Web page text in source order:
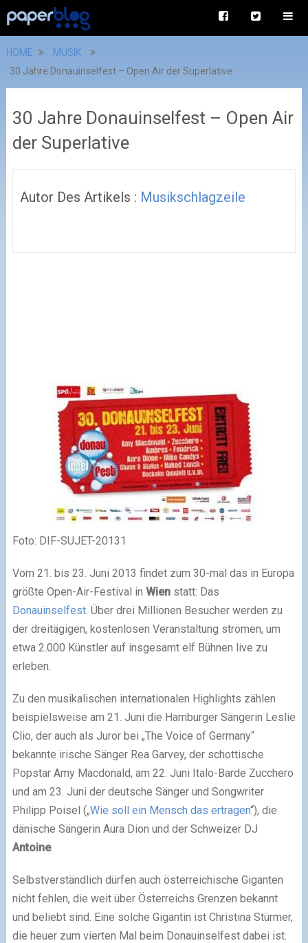
HOME
MUSIK
30 Jahre Donauinselfest – Open Air der Superlative
30 Jahre Donauinselfest – Open Air
der Superlative
Autor Des Artikels : Musikschlagzeile
Foto: DIF-SUJET-20131
Vom 21. bis 23. Juni 2013 findet zum 30-mal das in Europa
größte Open-Air-Festival in Wienstatt: Das
Donauinselfest. Über drei Millionen Besucher werden zu
der dreitägigen, kostenlosen Veranstaltung strömen, um
etwa 2.000 Künstler auf insgesamt elf Bühnen live zu
erleben.
Zu den musikalischen internationalen Highlights zählen
beispielsweise am 21. Juni die Hamburger Sängerin Leslie
Clio, der auch als Juror bei „The Voice of Germany“
bekannte irische Sänger Rea Garvey, der schottische
Popstar Amy Macdonald, am 22. Juni Italo-Barde Zucchero
und am 23. Juni der deutsche Sänger und Songwriter
Philipp Poisel („Wie soll ein Mensch das ertragen“), die
dänische Sängerin Aura Dion und der Schweizer DJ
Antoine.
Selbstverständlich dürfen auch österreichische Giganten
nicht fehlen, die weit über Österreichs Grenzen bekannt
und beliebt sind. Eine solche Gigantin ist Christina Stürmer,
die heuer zum vierten Mal beim Donauinselfest dabei ist.